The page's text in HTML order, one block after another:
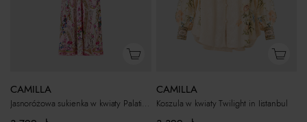
CAMILLA
Jasnoróżowa sukienka w kwiaty Palatial Pastels
CAMILLA
Koszula w kwiaty Twilight in Iistanbul